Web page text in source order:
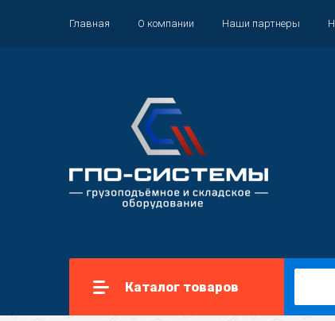
Главная О компании Наши партнеры
Каталог товаров